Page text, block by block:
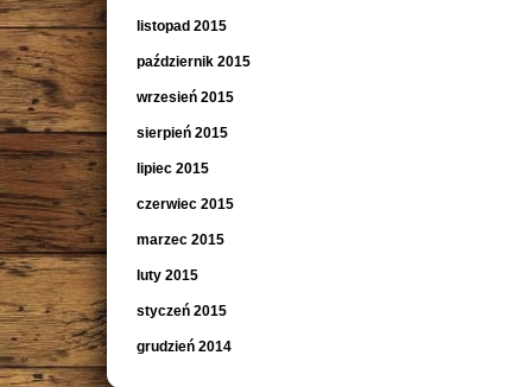
listopad 2015
październik 2015
wrzesień 2015
sierpień 2015
lipiec 2015
czerwiec 2015
marzec 2015
luty 2015
styczeń 2015
grudzień 2014